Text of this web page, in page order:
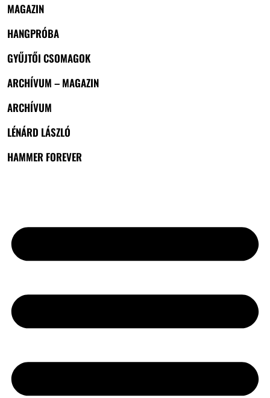
MAGAZIN
HANGPRÓBA
GYŰJTŐI CSOMAGOK
ARCHÍVUM – MAGAZIN
ARCHÍVUM
LÉNÁRD LÁSZLÓ
HAMMER FOREVER